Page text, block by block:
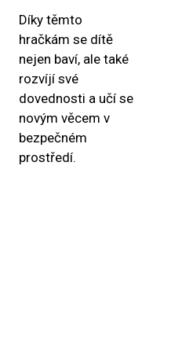
Díky těmto
hračkám se dítě
nejen baví, ale také
rozvíjí své
dovednosti a učí se
novým věcem v
bezpečném
prostředí.